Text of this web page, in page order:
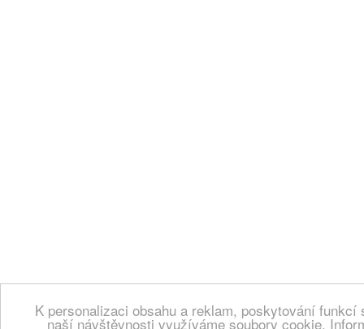
K personalizaci obsahu a reklam, poskytování
naší návštěvnosti využíváme soubory cookie.